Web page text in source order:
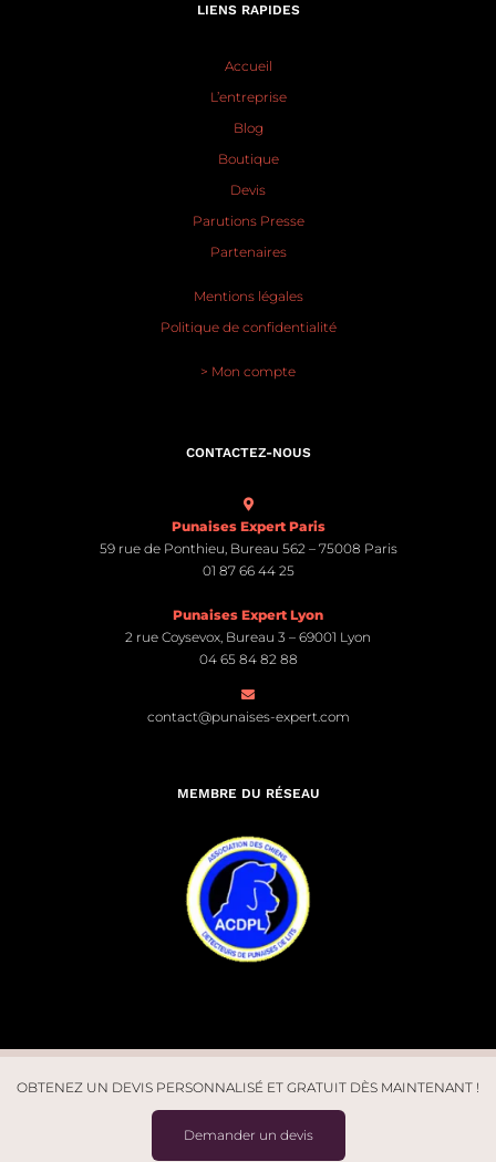
LIENS RAPIDES
Accueil
L’entreprise
Blog
Boutique
Devis
Parutions Presse
Partenaires
Mentions légales
Politique de confidentialité
> Mon compte
CONTACTEZ-NOUS
Punaises Expert Paris
59 rue de Ponthieu, Bureau 562 – 75008 Paris
01 87 66 44 25
Punaises Expert Lyon
2 rue Coysevox, Bureau 3 – 69001 Lyon
04 65 84 82 88
contact@punaises-expert.com
MEMBRE DU RÉSEAU
© Punaises Expert 2026. Tous droits réservés | Site créé par
Marchal| Design parStudio J7
OBTENEZ UN DEVIS PERSONNALISÉ ET GRATUIT DÈS MAINTENANT !
Demander un devis